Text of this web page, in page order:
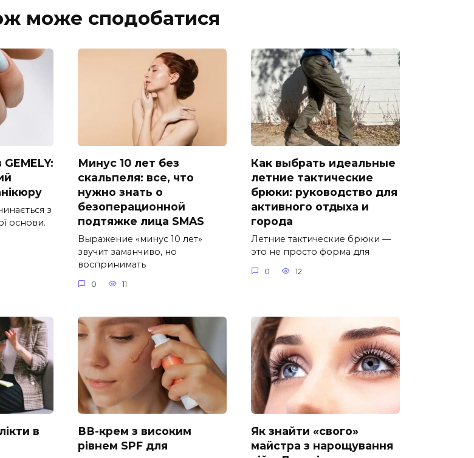
може сподобатися
GEMELY:
з
основи.
Минус 10 лет без
скальпеля: все, что
нужно знать о
безоперационной
подтяжке лица SMAS
Выражение «минус 10 лет»
звучит заманчиво, но
воспринимать
0 11
Как выбрать идеальные
летние тактические
брюки: руководство для
активного отдыха и
города
Летние тактические брюки —
это не просто форма для
0 12
в
ВВ-крем з високим
рівнем SPF для
Як знайти «свого»
майстра з нарощування